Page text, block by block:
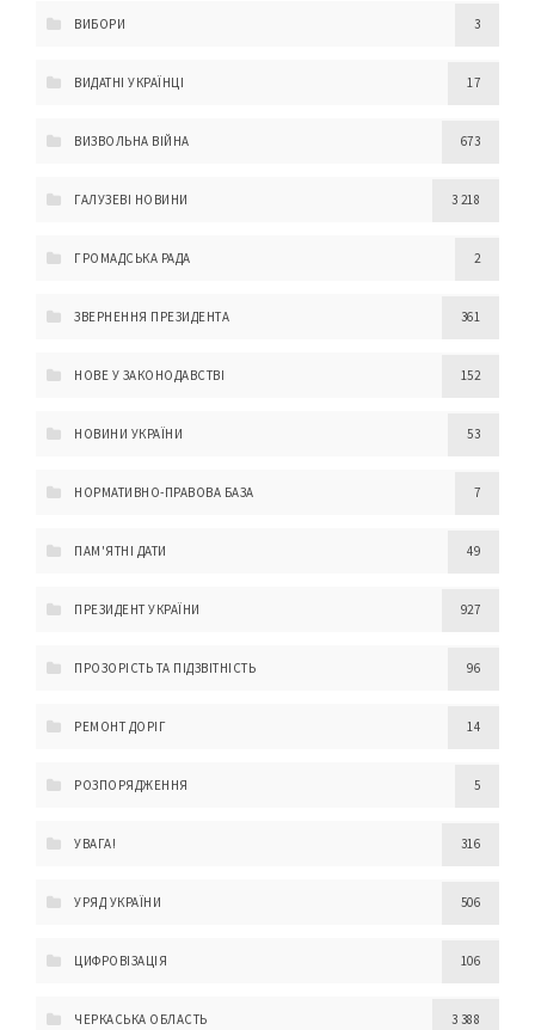
ВИБОРИ 3
ВИДАТНІ УКРАЇНЦІ 17
ВИЗВОЛЬНА ВІЙНА 673
ГАЛУЗЕВІ НОВИНИ 3 218
ГРОМАДСЬКА РАДА 2
ЗВЕРНЕННЯ ПРЕЗИДЕНТА 361
НОВЕ У ЗАКОНОДАВСТВІ 152
НОВИНИ УКРАЇНИ 53
НОРМАТИВНО-ПРАВОВА БАЗА 7
ПАМ'ЯТНІ ДАТИ 49
ПРЕЗИДЕНТ УКРАЇНИ 927
ПРОЗОРІСТЬ ТА ПІДЗВІТНІСТЬ 96
РЕМОНТ ДОРІГ 14
РОЗПОРЯДЖЕННЯ 5
УВАГА! 316
УРЯД УКРАЇНИ 506
ЦИФРОВІЗАЦІЯ 106
ЧЕРКАСЬКА ОБЛАСТЬ 3 388